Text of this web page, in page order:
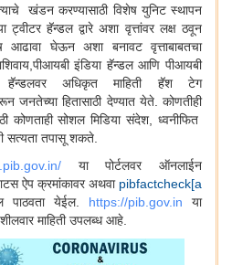
खंडन करण्यासाठी विशेष युनिट स्थापन
ट्वीटरहॅन्डल द्वारे अशा वृत्तांवर लक्ष ठवून
आढावा घेऊन अशा बनावट वृत्ताबाबतचा
इंडिया हॅन्डल आणि पीआयबी
हॅन्डलवर अधिकृत माहिती हॅश टेग
हितासाठी देण्यात येते. कोणतीही
कोणताही सोशल मिडिया संदेश, ध्वनीफित
सत्यता तपासू शकते.
या पोर्टलवर ऑनलाईन
ऐप क्रमांकावर अथवा pibfactcheck[a
पाठवता येईल. https://pib.gov.in
या
माहिती उपलब्ध आहे.